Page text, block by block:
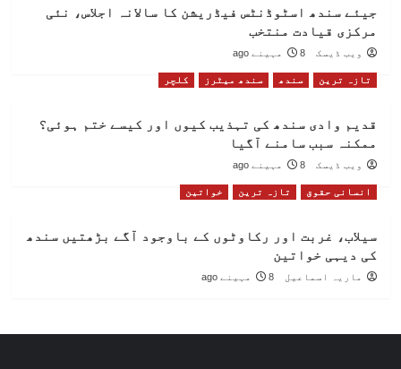
جیئے سندھ اسٹوڈنٹس فیڈریشن کا سالانہ اجلاس، نئی
مرکزی قیادت منتخب
ویب ڈیسک 8 مہینے ago
تازہ ترین سندھ سندھ میٹرز کلچر
قدیم وادی سندھ کی تہذیب کیوں اور کیسے ختم ہوئی؟
ممکنہ سبب سامنے آگیا
ویب ڈیسک 8 مہینے ago
انسانی حقوق تازہ ترین خواتین
سیلاب، غربت اور رکاوٹوں کے باوجود آگے بڑھتیں سندھ
کی دیہی خواتین
ماریہ اسماعیل 8 مہینے ago